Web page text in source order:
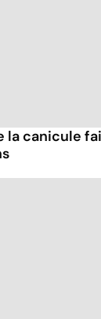
la canicule